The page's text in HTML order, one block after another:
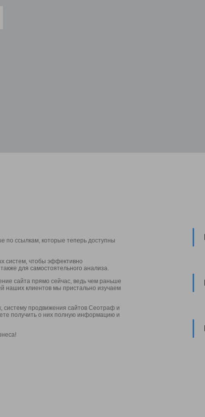
по ссылкам, которые теперь доступны
систем, чтобы эффективно
для самостоятельного анализа.
сайта прямо сейчас, ведь чем раньше
наших клиентов мы пристально изучаем
продвижения сайтов Сеотраф и
получить о них полную информацию и